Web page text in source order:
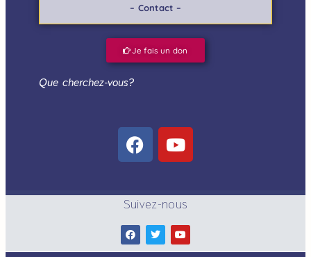
– Contact –
Je fais un don
Que cherchez-vous?
Suivez-nous